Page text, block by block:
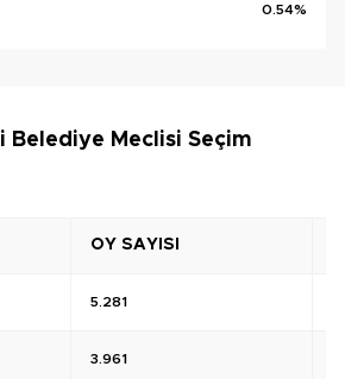
0.54%
Belediye Meclisi Seçim
OY SAYISI
5.281
3.961